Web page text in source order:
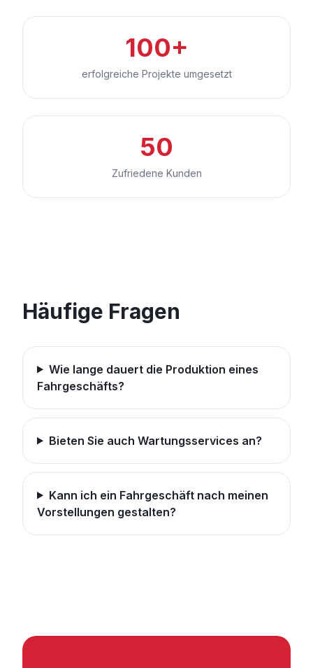
100+
erfolgreiche Projekte umgesetzt
50
Zufriedene Kunden
Häufige Fragen
Wie lange dauert die Produktion eines
Fahrgeschäfts?
Bieten Sie auch Wartungsservices an?
Kann ich ein Fahrgeschäft nach meinen
Vorstellungen gestalten?